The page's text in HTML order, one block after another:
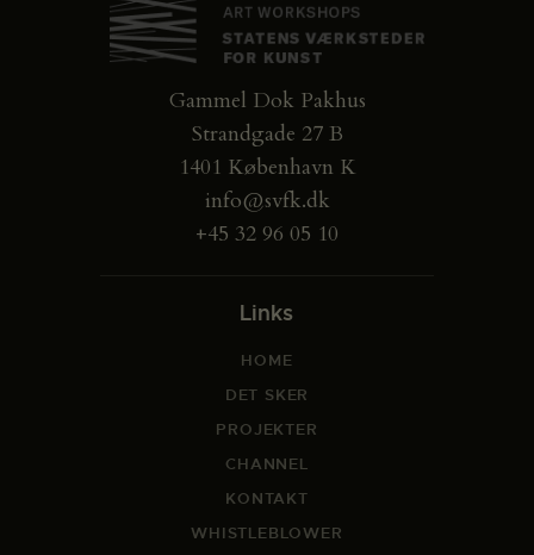
Gammel Dok Pakhus
Strandgade 27 B
1401 København K
info@svfk.dk
+45 32 96 05 10
Links
HOME
DET SKER
PROJEKTER
CHANNEL
KONTAKT
WHISTLEBLOWER